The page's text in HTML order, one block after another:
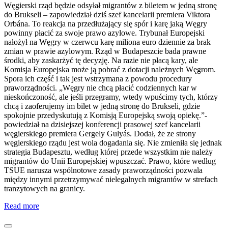
Węgierski rząd będzie odsyłał migrantów z biletem w jedną stronę
do Brukseli – zapowiedział dziś szef kancelarii premiera Viktora
Orbána. To reakcja na przedłużający się spór i karę jaką Węgry
powinny płacić za swoje prawo azylowe. Trybunał Europejski
nałożył na Węgry w czerwcu karę miliona euro dziennie za brak
zmian w prawie azylowym. Rząd w Budapeszcie bada prawne
środki, aby zaskarżyć tę decyzję. Na razie nie płacą kary, ale
Komisja Europejska może ją pobrać z dotacji należnych Węgrom.
Spora ich część i tak jest wstrzymana z powodu procedury
praworządności. „Węgry nie chcą płacić codziennych kar w
nieskończoność, ale jeśli przegramy, wtedy wpuścimy tych, którzy
chcą i zaoferujemy im bilet w jedną stronę do Brukseli, gdzie
spokojnie przedyskutują z Komisją Europejską swoją opiekę.”-
powiedział na dzisiejszej konferencji prasowej szef kancelarii
węgierskiego premiera Gergely Gulyás. Dodał, że ze strony
węgierskiego rządu jest wola dogadania się. Nie zmieniła się jednak
strategia Budapesztu, według której przede wszystkim nie należy
migrantów do Unii Europejskiej wpuszczać. Prawo, które według
TSUE narusza wspólnotowe zasady praworządności pozwala
między innymi przetrzymywać nielegalnych migrantów w strefach
tranzytowych na granicy.
Read more